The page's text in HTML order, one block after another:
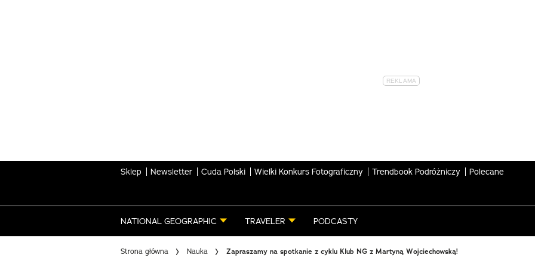
Sklep Newsletter Cuda Polski Wielki Konkurs Fotograficzny Trendbook Podróżniczy Polecane
NATIONAL GEOGRAPHIC TRAVELER PODCASTY
Strona główna Nauka Zapraszamy na spotkanie z cyklu Klub NG z Martyną Wojciechowską!